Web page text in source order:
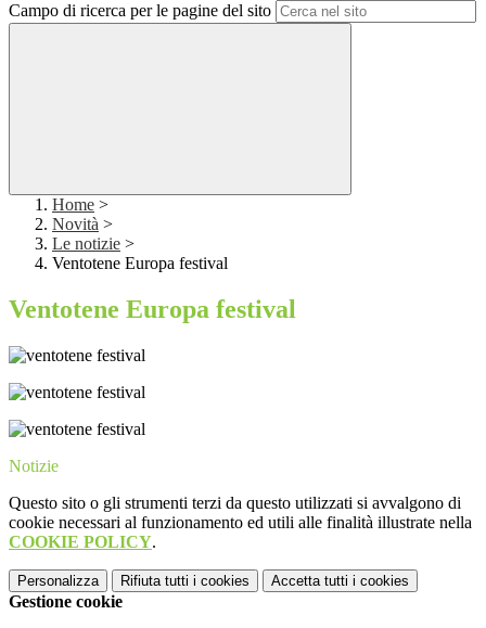
Campo di ricerca per le pagine del sito
Home >
Novità >
Le notizie >
Ventotene Europa festival
Ventotene Europa festival
Notizie
Questo sito o gli strumenti terzi da questo utilizzati si avvalgono di
cookie necessari al funzionamento ed utili alle finalità illustrate nella
COOKIE POLICY.
Personalizza Rifiuta tutti i cookies Accetta tutti i cookies
Gestione cookie